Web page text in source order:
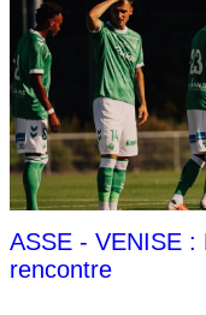
ASSE - VENISE
rencontre